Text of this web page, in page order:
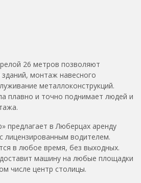
26 метров позволяют
монтаж навесного
металлоконструкций.
плавно и точно поднимает людей и
предлагает в Люберцах аренду
лицензированным водителем.
в любое время, без выходных.
машину на любые площадки
числе центр столицы.